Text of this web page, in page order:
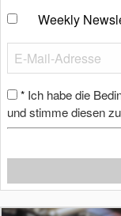
Weekly
* Ich habe die
und stimme diesen